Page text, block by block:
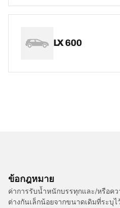
LX 600
ข้อกฎหมาย
ค่าการรับน้ำหนักบรรทุกและ/หรือค
ต่างกันเล็กน้อยจากขนาดเดิมที่ระบุ